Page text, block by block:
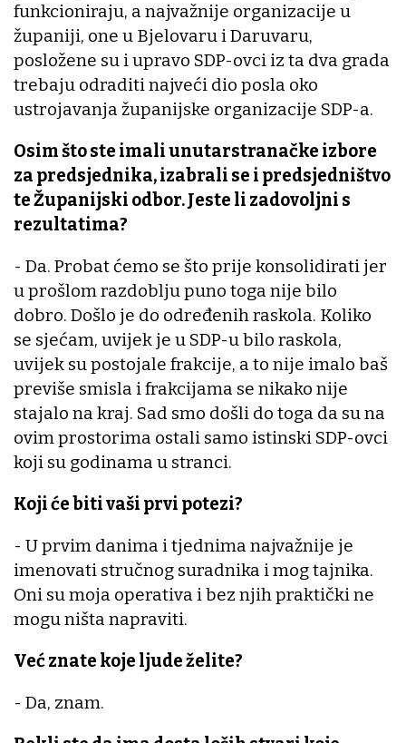
funkcioniraju, a najvažnije organizacije u
županiji, one u Bjelovaru i Daruvaru,
posložene su i upravo SDP-ovci iz ta dva grada
trebaju odraditi najveći dio posla oko
ustrojavanja županijske organizacije SDP-a.
Osim što ste imali unutarstranačke izbore
za predsjednika, izabrali se i predsjedništvo
te Županijski odbor. Jeste li zadovoljni s
rezultatima?
- Da. Probat ćemo se što prije konsolidirati jer
u prošlom razdoblju puno toga nije bilo
dobro. Došlo je do određenih raskola. Koliko
se sjećam, uvijek je u SDP-u bilo raskola,
uvijek su postojale frakcije, a to nije imalo baš
previše smisla i frakcijama se nikako nije
stajalo na kraj. Sad smo došli do toga da su na
ovim prostorima ostali samo istinski SDP-ovci
koji su godinama u stranci.
Koji će biti vaši prvi potezi?
- U prvim danima i tjednima najvažnije je
imenovati stručnog suradnika i mog tajnika.
Oni su moja operativa i bez njih praktički ne
mogu ništa napraviti.
Već znate koje ljude želite?
- Da, znam.